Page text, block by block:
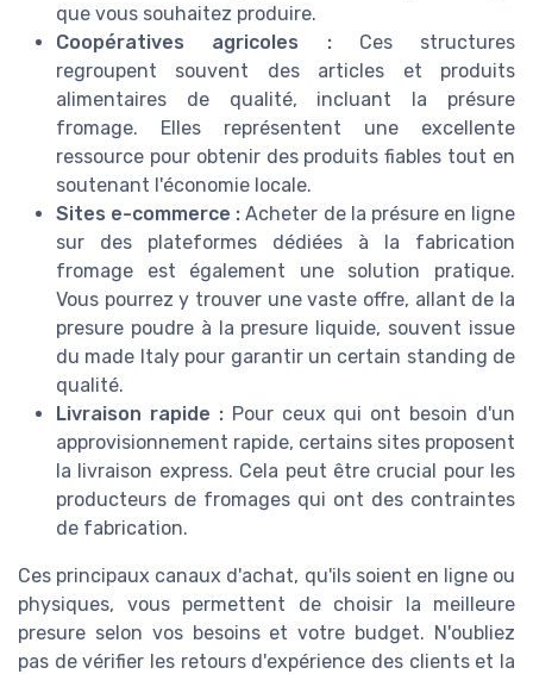
que vous souhaitez produire.
Coopératives agricoles :Ces structures
regroupent souvent des articles et produits
alimentaires de qualité, incluant la présure
fromage. Elles représentent une excellente
ressource pour obtenir des produits fiables tout en
soutenant l'économie locale.
Sites e-commerce : Acheter de la présure en ligne
sur des plateformes dédiées à la fabrication
fromage est également une solution pratique.
Vous pourrez y trouver une vaste offre, allant de la
presure poudre à la presure liquide, souvent issue
du made Italy pour garantir un certain standing de
qualité.
Livraison rapide : Pour ceux qui ont besoin d'un
approvisionnement rapide, certains sites proposent
la livraison express. Cela peut être crucial pour les
producteurs de fromages qui ont des contraintes
de fabrication.
Ces principaux canaux d'achat, qu'ils soient en ligne ou
physiques, vous permettent de choisir la meilleure
presure selon vos besoins et votre budget. N'oubliez
pas de vérifier les retours d'expérience des clients et la